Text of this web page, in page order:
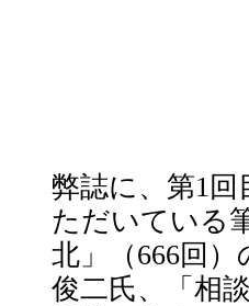
弊誌に、第1
ただいている
北」（666回
俊二氏、「相